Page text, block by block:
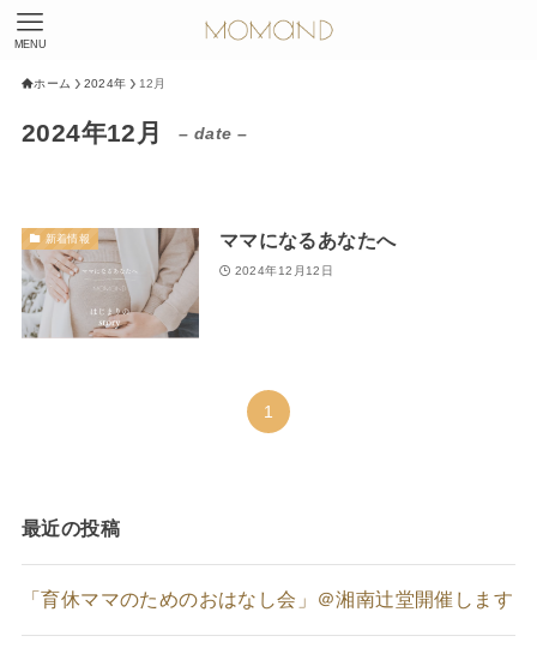
MENU
ホーム 2024年 12月
2024年12月 – date –
新着情報 ママになるあなたへ
2024年12月12日
1
最近の投稿
「育休ママのためのおはなし会」＠湘南辻堂開催します